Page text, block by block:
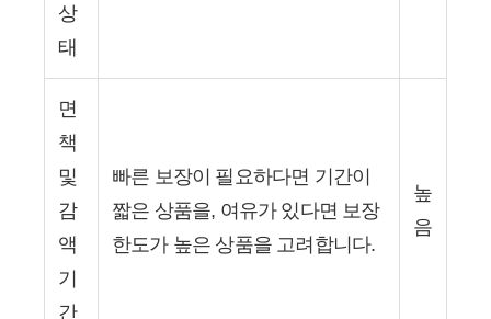
상
태
면
책
및
감
액
기
간
빠른 보장이 필요하다면 기간이
짧은 상품을, 여유가 있다면 보장
한도가 높은 상품을 고려합니다.
높
음